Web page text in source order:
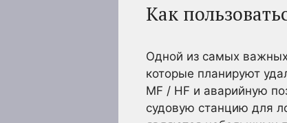
Как
Одной из самых
которые планируют
MF / HF и аварийную
судовую станцию для